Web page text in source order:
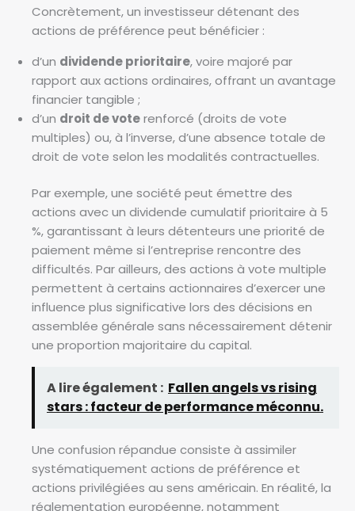
Concrètement, un investisseur détenant des
actions de préférence peut bénéficier :
d’un dividende prioritaire, voire majoré par
rapport aux actions ordinaires, offrant un avantage
financier tangible ;
d’un droit de voterenforcé (droits de vote
multiples) ou, à l’inverse, d’une absence totale de
droit de vote selon les modalités contractuelles.
Par exemple, une société peut émettre des
actions avec un dividende cumulatif prioritaire à 5
%, garantissant à leurs détenteurs une priorité de
paiement même si l’entreprise rencontre des
difficultés. Par ailleurs, des actions à vote multiple
permettent à certains actionnaires d’exercer une
influence plus significative lors des décisions en
assemblée générale sans nécessairement détenir
une proportion majoritaire du capital.
A lire également : Fallen angels vs rising
stars : facteur de performance méconnu.
Une confusion répandue consiste à assimiler
systématiquement actions de préférence et
actions privilégiées au sens américain. En réalité, la
réglementation européenne, notamment